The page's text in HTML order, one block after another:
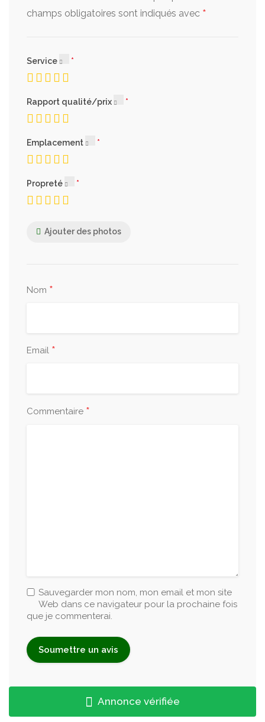
Cookies
Cake Chocolat
2 500 FCFA
Cake nature
2 500 FCFA
20 000 FCFA
3 500 FCFA
2 500 FCFA
champs obligatoires sont indiqués avec *
Service
Rapport qualité/prix
Emplacement
Propreté
Ajouter des photos
Nom *
Email *
Commentaire *
Sauvegarder mon nom, mon email et mon site
Web dans ce navigateur pour la prochaine fois
que je commenterai.
Annonce vérifiée